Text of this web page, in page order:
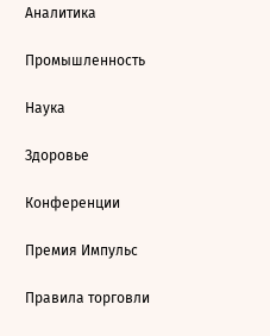
Аналитика
Промышленность
Наука
Здоровье
Конференции
Премия Импульс
Правила торговли